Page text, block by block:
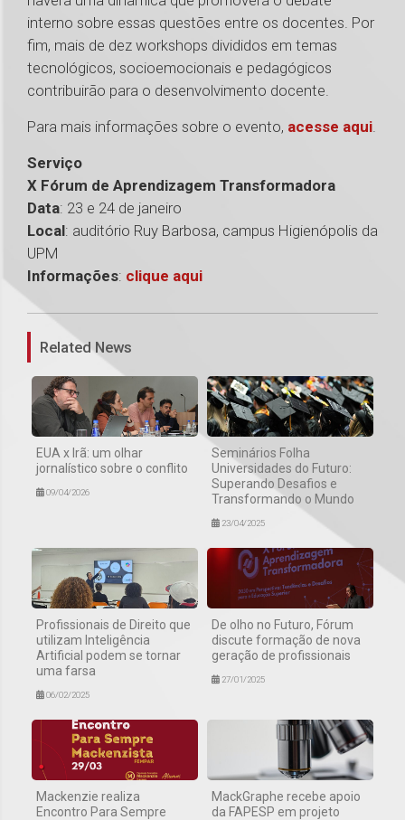
interno sobre essas questões entre os docentes. Por
fim, mais de dez workshops divididos em temas
tecnológicos, socioemocionais e pedagógicos
contribuirão para o desenvolvimento docente.
Para mais informações sobre o evento, acesse aqui.
Serviço
X Fórum de Aprendizagem Transformadora
Data: 23 e 24 de janeiro
Local: auditório Ruy Barbosa, campus Higienópolis da
UPM
Informações: clique aqui1
Related News
EUA x Irã: um olhar
jornalístico sobre o conflito
09/04/2026
Seminários Folha
Universidades do Futuro:
Superando Desafios e
Transformando o Mundo
23/04/2025
Profissionais de Direito que
utilizam Inteligência
Artificial podem se tornar
uma farsa
06/02/2025
De olho no Futuro, Fórum
discute formação de nova
geração de profissionais
27/01/2025
Mackenzie realiza
Encontro Para Sempre
MackGraphe recebe apoio
da FAPESP em projeto